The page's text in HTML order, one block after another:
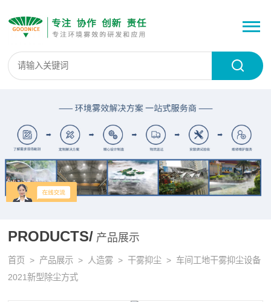
PRODUCTS/ 产品展示
首页 > 产品展示 > 人造雾 >干雾抑尘 > 车间工地干雾抑尘设备
2021新型除尘方式